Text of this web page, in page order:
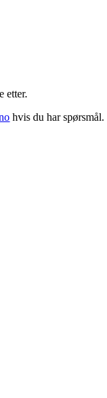
etter.
hvis du har spørsmål.